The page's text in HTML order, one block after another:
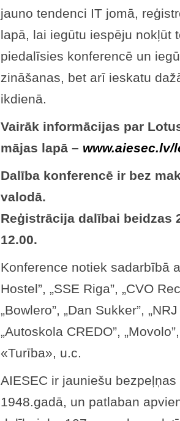
jauno tendenci IT jomā,
lapā, lai iegūtu iespēju nokļūt
piedalīsies konferencē un
zināšanas, bet arī ieskatu
ikdienā.
Vairāk informācijas par
mājas lapā – www.aiesec.lv/
Dalība konferencē ir bez
valodā.
Reģistrācija dalībai beidzas
12.00.
Konference notiek sadarbībā
Hostel”, „SSE Riga”, „CVO
„Bowlero”, „Dan Sukker”,
„Autoskola CREDO”,
«Turība», u.c.
AIESEC ir jauniešu
1948.gadā, un patlaban